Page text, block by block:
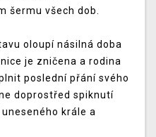
šermu všech dob.
oloupí násilná doba
je zničena a rodina
poslední přání svého
doprostřed spiknutí
krále a